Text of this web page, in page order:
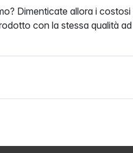
Dimenticate allora i costosi
con la stessa qualità